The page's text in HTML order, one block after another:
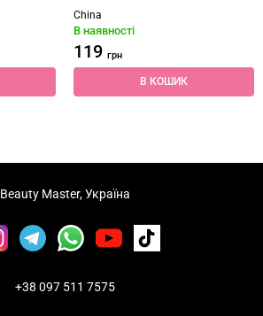
China
В наявності
119 грн
В КОШИК
Beauty Master, Україна
+38 097 511 7575